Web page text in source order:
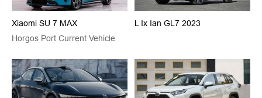
Xiaomi SU 7 MAX
Horgos Port Current Vehicle
L Ix Ian GL7 2023